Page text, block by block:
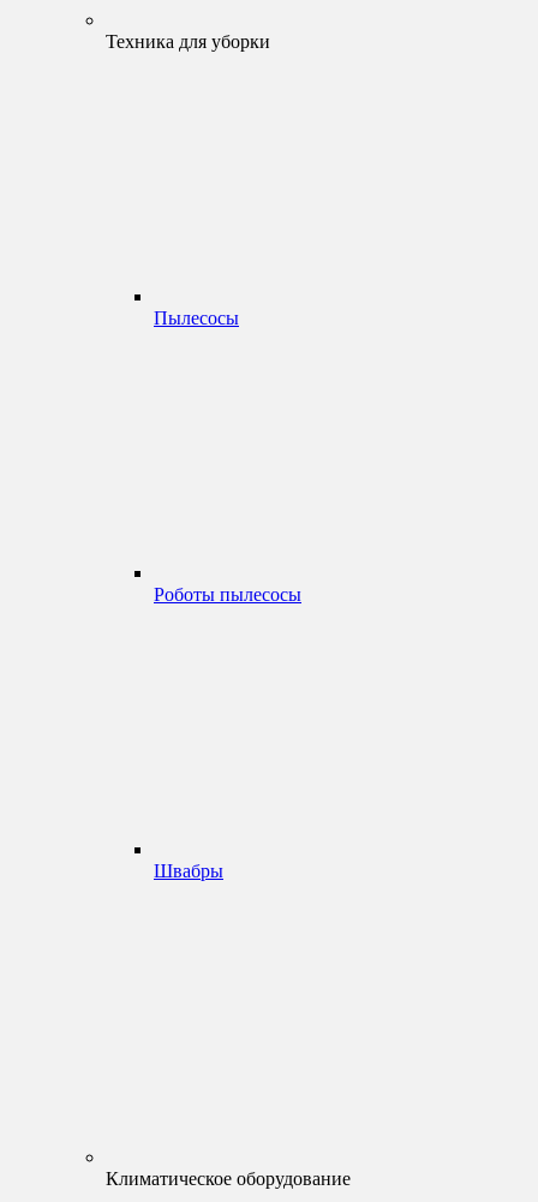
Техника для уборки
Пылесосы
Роботы пылесосы
Швабры
Климатическое оборудование